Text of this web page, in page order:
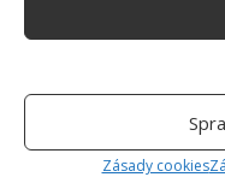
Zásady cookies
Fotografie: Michał